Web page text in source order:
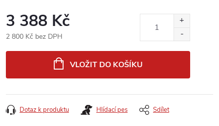
3 388 Kč
2 800 Kč bez DPH
VLOŽIT DO KOŠÍKU
Dotaz k produktu Hlídací pes Sdílet